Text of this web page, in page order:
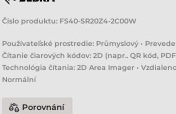
Číslo produktu: FS40-SR20Z4-2C00W
Používateľské prostredie: Průmyslový •
Čítanie čiarových kódov: 2D (napr.. QR kód,
Technológia čítania: 2D Area Imager •
Normální
Porovnání